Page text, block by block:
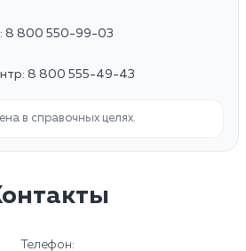
8 800 550-99-03
8 800 555-49-43
в справочных целях.
Телефон: